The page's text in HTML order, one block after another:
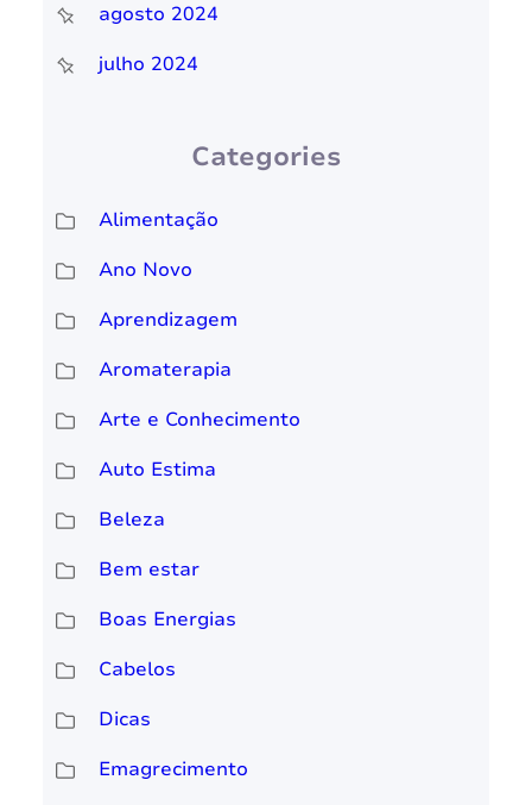
agosto 2024
julho 2024
Categories
Alimentação
Ano Novo
Aprendizagem
Aromaterapia
Arte e Conhecimento
Auto Estima
Beleza
Bem estar
Boas Energias
Cabelos
Dicas
Emagrecimento